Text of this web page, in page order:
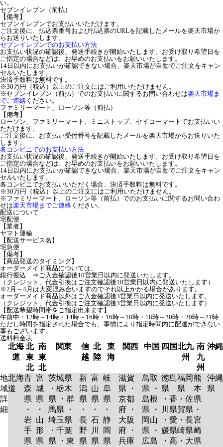
い。
セブンイレブン（前払）
【備考】
セブンイレブンでお支払いいただけます。
ご注文後に、払込票番号および払込票のURLを記載したメールを楽天市場か
らお送りいたします。
セブンイレブンでのお支払い方法
お支払い状況の確認後、発送手続きが開始いたします。お受け取り希望日を
ご指定の場合などは、お早めのお支払いをお願いいたします。
14日以内にお支払いが確認できない場合、楽天市場が自動でご注文をキャン
セルいたします。
決済手数料は無料です。
※30万円（税込）以上のご注文にはご利用いただけません。
※セブンイレブン（前払）でのお支払いに関するお問い合わせは楽天市場ま
でご連絡 ください。
ファミリーマート、ローソン等（前払）
【備考】
ローソン、ファミリーマート、ミニストップ、セイコーマートでお支払いい
ただけます。
ご注文後に、お支払い受付番号を記載したメールを楽天市場からお送りいた
します。
各コンビニでのお支払い方法
お支払い状況の確認後、発送手続きが開始いたします。お受け取り希望日を
ご指定の場合などは、お早めのお支払いをお願いいたします。
14日以内にお支払いが確認できない場合、楽天市場が自動でご注文をキャン
セルいたします。
各コンビニでお支払いいただく場合、決済手数料は無料です。
※30万円（税込）以上のご注文にはご利用いただけません。
※ファミリーマート、ローソン等（前払）でのお支払いに関するお問い合わ
せは楽天市場までご連絡 ください。
配送について
宅配便
【業者】
ヤマト運輸
【配送サービス名】
宅急便
【備考】
【商品発送のタイミング】
オーダーメイド商品については、
銀行振込 ⇒ご入金確認後10営業日以内に発送いたします。
（クレジット、代金引換はご注文確認後10営業日以内に発送いたします）
※2月～4月は大変混み合いますのでそれ以上かかる場合があります。
オーダーメイド商品以外はご入金確認後3営業日以内に発送いたします。
（クレジット、代金引換はご注文確認後3営業日以内に発送いたします）
【配送希望時間帯をご指定出来ます】
午前中・12時～14時・14時～16時・16時～18時・18時～20時・20時～21時
ただし時間を指定された場合でも、事情により指定時間内に配達ができない
事もございます。
送料料金表
北海
道
北
東
北
南
東
北
関東
信
越
北
陸
東
海
関西 中国 四国北九
州
南
九
州
沖縄
地
域
詳
細
北海
道
青
森
県
・
岩
手
県
宮
城
県
・
山
形
県
茨城県
・栃木
県 ・群
馬県 ・
埼玉県
・千葉
県 ・東
新
潟
県
・
長
野
県
富
山
県
・
石
川
県
岐
阜
県
・
静
岡
県
滋賀
県 ・
京都
府 ・
大阪
府 ・
兵庫
鳥取
県 ・
島根
県 ・
岡山
県 ・
広島
徳島
県
・香
川県
・愛
媛県
・高
福岡
県
・佐
賀県
・長
崎県
・大
熊
本
県
・
宮
崎
県
沖縄
県